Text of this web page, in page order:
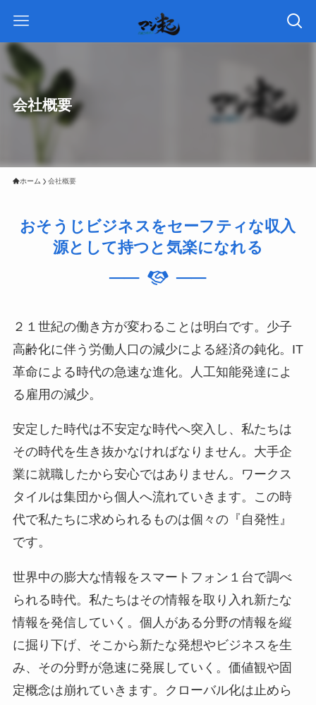
会社概要
ホーム 会社概要
おそうじビジネスをセーフティな収入
源として持つと気楽になれる
── ──
２１世紀の働き方が変わることは明白です。少子
高齢化に伴う労働人口の減少による経済の鈍化。IT
革命による時代の急速な進化。人工知能発達によ
る雇用の減少。
安定した時代は不安定な時代へ突入し、私たちは
その時代を生き抜かなければなりません。大手企
業に就職したから安心ではありません。ワークス
タイルは集団から個人へ流れていきます。この時
代で私たちに求められるものは個々の『自発性』
です。
世界中の膨大な情報をスマートフォン１台で調べ
られる時代。私たちはその情報を取り入れ新たな
情報を発信していく。個人がある分野の情報を縦
に掘り下げ、そこから新たな発想やビジネスを生
み、その分野が急速に発展していく。価値観や固
定概念は崩れていきます。クローバル化は止めら